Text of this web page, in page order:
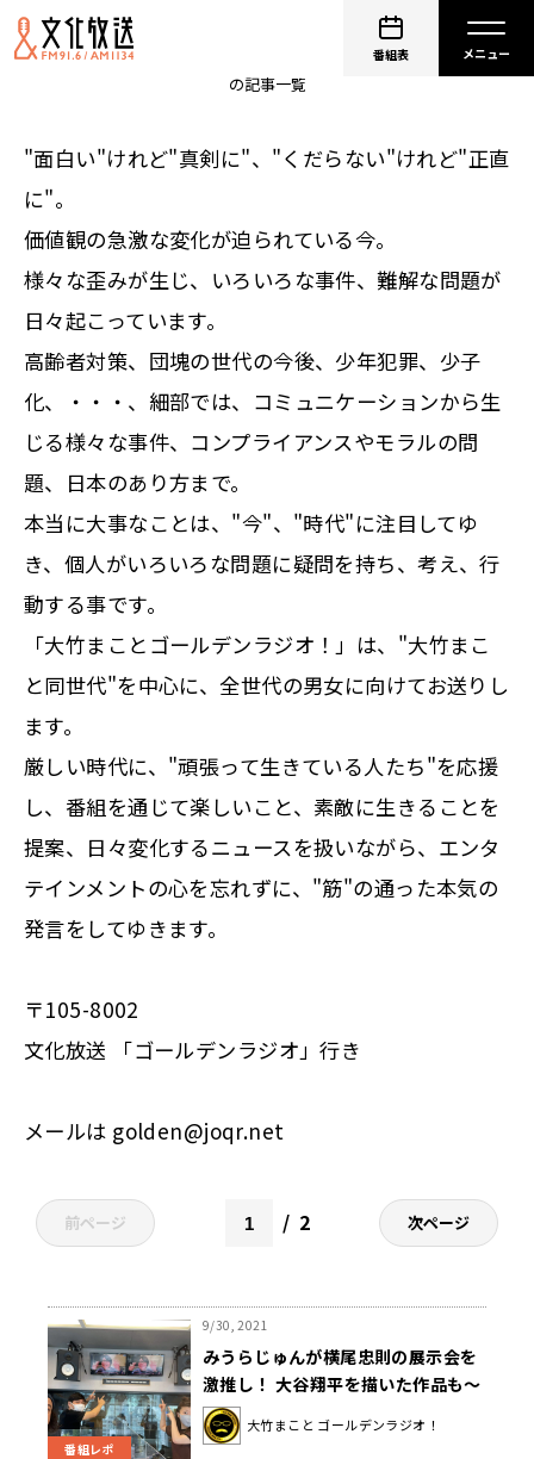
番組表
大竹まこと ゴールデンラジオ！
の記事一覧
"面白い"けれど"真剣に"、"くだらない"けれど"正直
に"。
価値観の急激な変化が迫られている今。
様々な歪みが生じ、いろいろな事件、難解な問題が
日々起こっています。
高齢者対策、団塊の世代の今後、少年犯罪、少子
化、・・・、細部では、コミュニケーションから生
じる様々な事件、コンプライアンスやモラルの問
題、日本のあり方まで。
本当に大事なことは、"今"、"時代"に注目してゆ
き、個人がいろいろな問題に疑問を持ち、考え、行
動する事です。
「大竹まことゴールデンラジオ！」は、"大竹まこ
と同世代"を中心に、全世代の男女に向けてお送りし
ます。
厳しい時代に、"頑張って生きている人たち"を応援
し、番組を通じて楽しいこと、素敵に生きることを
提案、日々変化するニュースを扱いながら、エンタ
テインメントの心を忘れずに、"筋"の通った本気の
発言をしてゆきます。
〒105-8002
文化放送 「ゴールデンラジオ」行き
メールは golden@joqr.net
前ページ 2 次ページ
番組レポ
9/30, 2021
みうらじゅんが横尾忠則の展示会を
激推し！ 大谷翔平を描いた作品も〜
9月30日「大竹まこと ゴールデンラ
ジオ」
大竹まこと ゴールデンラジオ！